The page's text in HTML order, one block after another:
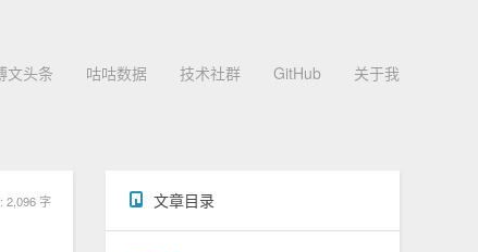
文头条 咕咕数据 技术社群 GitHub 关于我
2,096 字 文章目录